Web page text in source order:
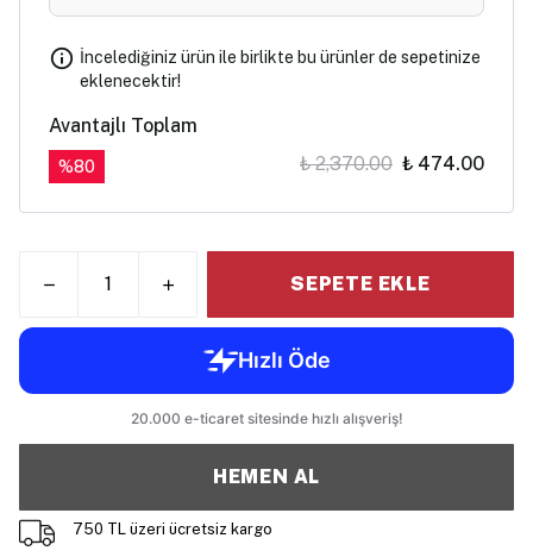
İncelediğiniz ürün ile birlikte bu ürünler de sepetinize
eklenecektir!
Avantajlı Toplam
%80 ₺ 2,370.00 ₺ 474.00
SEPETE EKLE
HEMEN AL
750 TL üzeri ücretsiz kargo